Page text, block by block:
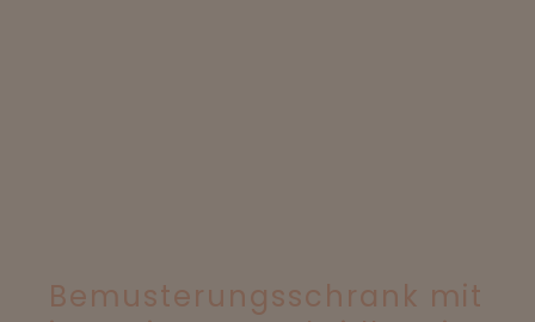
Bemusterungsschrank mit